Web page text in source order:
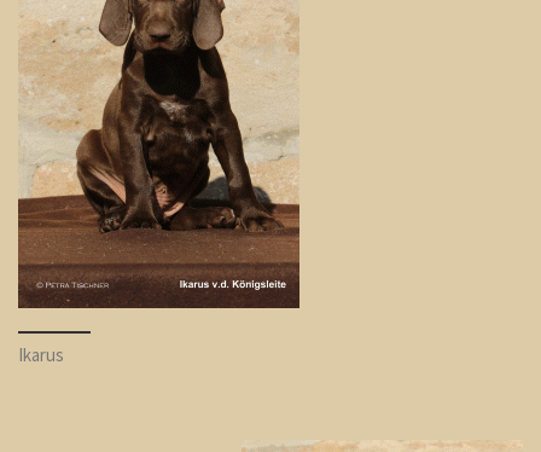
Ikarus